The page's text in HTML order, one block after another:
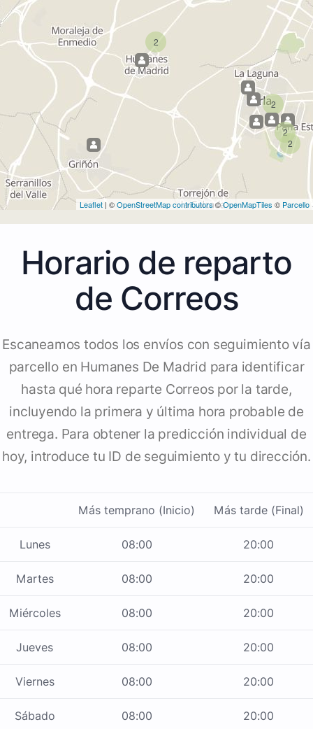
2
2
2
2
Leaflet | ©OpenStreetMap contributors©OpenMapTiles © Parcello
Horario de reparto
de Correos
Escaneamos todos los envíos con seguimiento vía
parcello en Humanes De Madrid para identificar
hasta qué hora reparte Correos por la tarde,
incluyendo la primera y última hora probable de
entrega. Para obtener la predicción individual de
hoy, introduce tu ID de seguimiento y tu dirección.
Más temprano (Inicio) Más tarde (Final)
Lunes 08:00 20:00
Martes 08:00 20:00
Miércoles 08:00 20:00
Jueves 08:00 20:00
Viernes 08:00 20:00
Sábado 08:00 20:00